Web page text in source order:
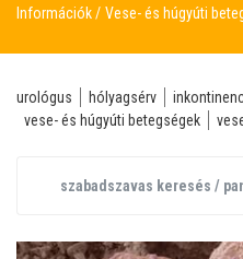
Információk Vese- és húgyúti
urológus hólyagsérv
vese- és húgyúti betegségek